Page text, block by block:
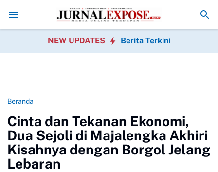
Nasional Peringati HUT Ke-40Aktivis Desak Polda Banten
NEW UPDATES Berita Terkini
Beranda
Cinta dan Tekanan Ekonomi,
Dua Sejoli di Majalengka Akhiri
Kisahnya dengan Borgol Jelang
Lebaran